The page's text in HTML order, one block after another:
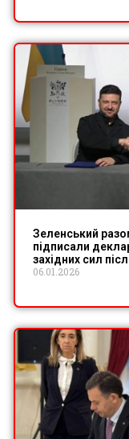
Зеленський
підписали
західних сил
06.01.2026